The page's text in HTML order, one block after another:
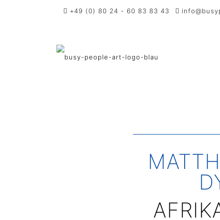
+49 (0) 80 24 - 60 83 83 43